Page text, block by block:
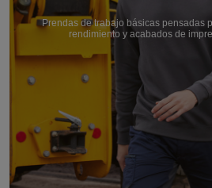
Prendas de trabajo básicas pensadas
rendimiento y acabados de